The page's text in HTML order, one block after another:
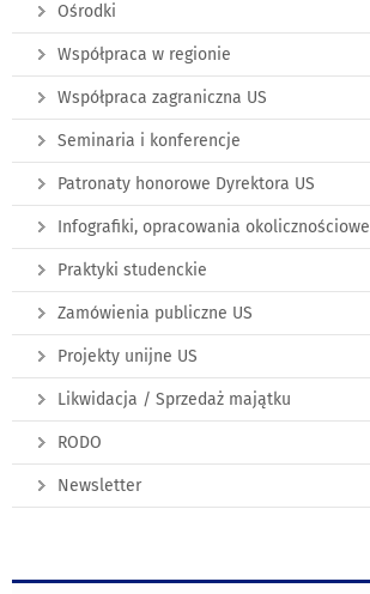
Ośrodki
Współpraca w regionie
Współpraca zagraniczna US
Seminaria i konferencje
Patronaty honorowe Dyrektora US
Infografiki, opracowania okolicznościowe
Praktyki studenckie
Zamówienia publiczne US
Projekty unijne US
Likwidacja / Sprzedaż majątku
RODO
Newsletter